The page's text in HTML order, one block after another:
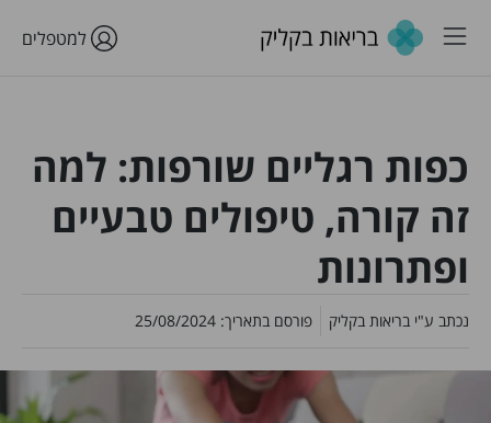
למטפלים
כפות רגליים שורפות: למה
זה קורה, טיפולים טבעיים
ופתרונות
נכתב ע"י בריאות בקליק פורסם בתאריך: 25/08/2024